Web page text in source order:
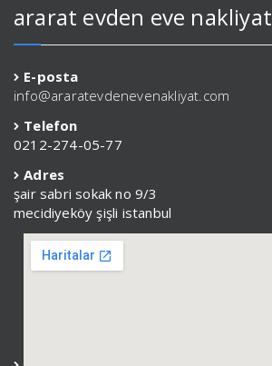
ararat evden eve nakliyat
E-posta
info@araratevdenevenakliyat.com
Telefon
0212-274-05-77
Adres
şair sabri sokak no 9/3
mecidiyeköy şişli istanbul